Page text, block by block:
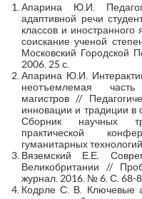
Апарина Ю.И.
адаптивной речи
классов и
соискание ученой
Московский Городской
2006. 25 с.
Апарина Ю.И.
неотъемлемая часть
магистров //
инновации и традиции в
Сборник научных
практической
гуманитарных
Вяземский Е.Е.
Великобритании //
журнал. 2016. № 6. С. 68-
Кодрле С. В. Ключевые